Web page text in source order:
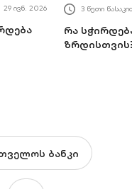
29 ივნ. 2026 3 წუთი
რა
ბანკი